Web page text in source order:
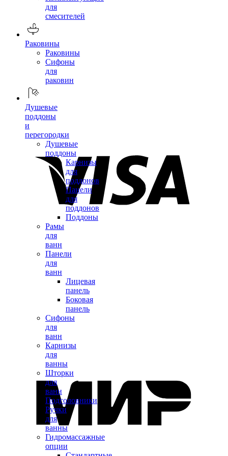
для
смесителей
Раковины
Раковины
Сифоны
для
раковин
Душевые
поддоны
и
перегородки
Душевые
поддоны
Карнизы
для
поддонов
Панели
для
поддонов
Поддоны
Рамы
для
ванн
Панели
для
ванн
Лицевая
панель
Боковая
панель
Сифоны
для
ванн
Карнизы
для
ванны
Шторки
для
ванн
Подголовники
Ручки
для
ванны
Гидромассажные
опции